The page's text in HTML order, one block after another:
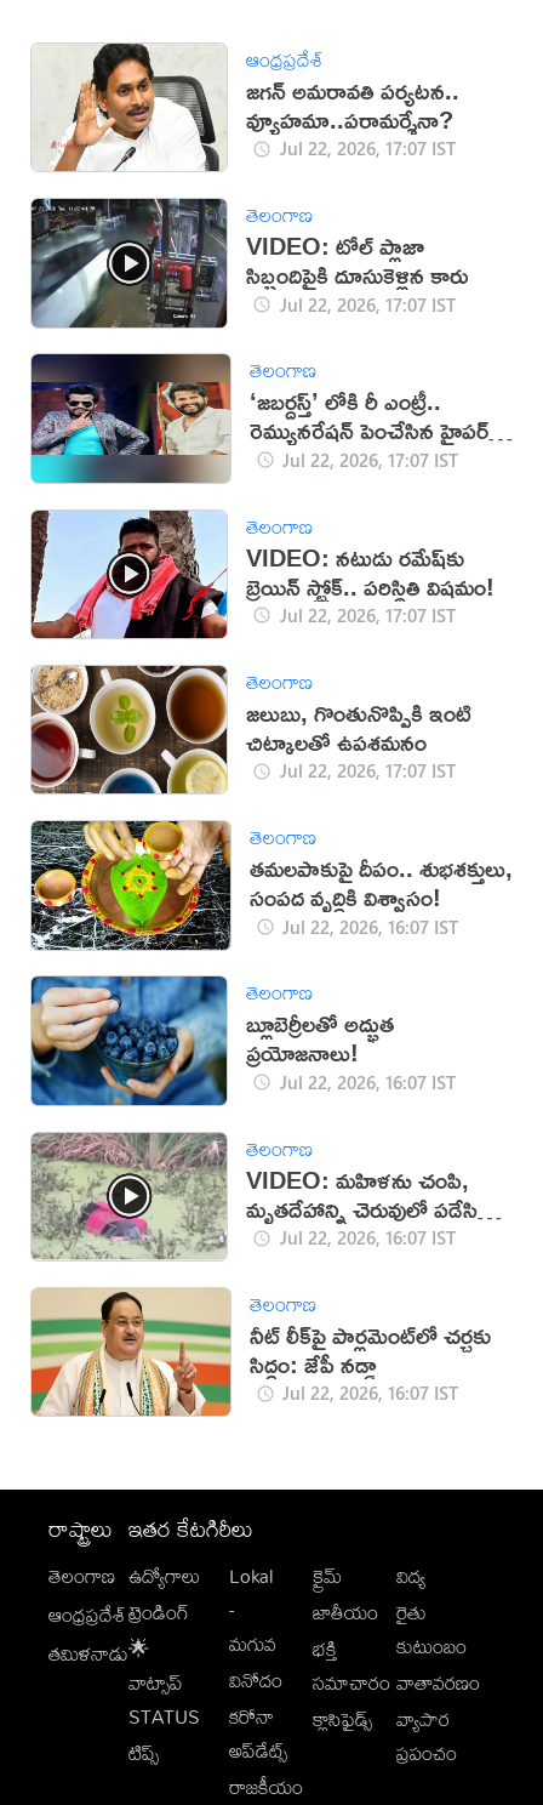
ఆంధ్రప్రదేశ్
జగన్ అమరావతి పర్యటన..
వ్యూహమా..పరామర్శేనా?
Jul 22, 2026, 17:07 IST
తెలంగాణ
VIDEO: టోల్ ప్లాజా
సిబ్బందిపైకి దూసుకెళ్లిన కారు
Jul 22, 2026, 17:07 IST
తెలంగాణ
‘జబర్దస్త్’ లోకి రీ ఎంట్రీ..
రెమ్యునరేషన్ పెంచేసిన హైపర్
ఆది!Jul 22, 2026, 17:07 IST
తెలంగాణ
VIDEO: నటుడు రమేష్‌‌కు
బ్రెయిన్ స్ట్రోక్.. పరిస్థితి విషమం!
Jul 22, 2026, 17:07 IST
తెలంగాణ
జలుబు, గొంతునొప్పికి ఇంటి
చిట్కాలతో ఉపశమనం
Jul 22, 2026, 17:07 IST
తెలంగాణ
తమలపాకుపై దీపం.. శుభశక్తులు,
సంపద వృద్ధికి విశ్వాసం!
Jul 22, 2026, 16:07 IST
తెలంగాణ
బ్లూబెర్రీలతో అద్భుత
ప్రయోజనాలు!
Jul 22, 2026, 16:07 IST
తెలంగాణ
VIDEO: మహిళను చంపి,
మృతదేహాన్ని చెరువులో పడేసిన
దుండగులు!
Jul 22, 2026, 16:07 IST
తెలంగాణ
నీట్ లీక్‌పై పార్లమెంట్‌లో చర్చకు
సిద్ధం: జేపీ నడ్డా
Jul 22, 2026, 16:07 IST
రాష్ట్రాలు
తెలంగాణ
ఆంధ్రప్రదేశ్
తమిళనాడు
ఇతర కేటగిరీలు
ఉద్యోగాలు
ట్రెండింగ్
🌟
వాట్సాప్
STATUS
టిప్స్
Lokal
-
మగువ
వినోదం
కరోనా
అప్‌డేట్స్
రాజకీయం
క్రైమ్
జాతీయం
భక్తి
సమాచారం
క్లాసిఫైడ్స్
విద్య
రైతు
కుటుంబం
వాతావరణం
వ్యాపార
ప్రపంచం